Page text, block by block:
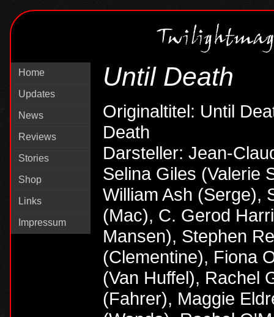
Home
Updates
News
Reviews
Stories
Shop
Links
Impressum
Until Death
Originaltitel: Until
Death
Darsteller: Jean-
Selina Giles (Valerie
William Ash (Serge),
(Mac), C. Gerod
Mansen), Stephen
(Clementine), Fiona
(Van Huffel), Rachel
(Fahrer), Maggie